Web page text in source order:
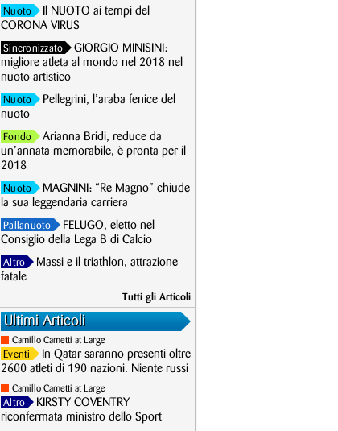
Nuoto
Il NUOTO ai tempi del
CORONA VIRUS
Sincronizzato
GIORGIO MINISINI:
migliore atleta al mondo nel 2018 nel
nuoto artistico
Nuoto
Pellegrini, l’araba fenice del
nuoto
Fondo
Arianna Bridi, reduce da
un’annata memorabile, è pronta per il
2018
Nuoto
MAGNINI: “Re Magno” chiude
la sua leggendaria carriera
Pallanuoto
FELUGO, eletto nel
Consiglio della Lega B di Calcio
Altro
Massi e il triathlon, attrazione
fatale
Tutti gli Articoli
Ultimi Articoli
Camillo Cametti at Large
Eventi
In Qatar saranno presenti oltre
2600 atleti di 190 nazioni. Niente russi
Camillo Cametti at Large
Altro
KIRSTY COVENTRY
riconfermata ministro dello Sport